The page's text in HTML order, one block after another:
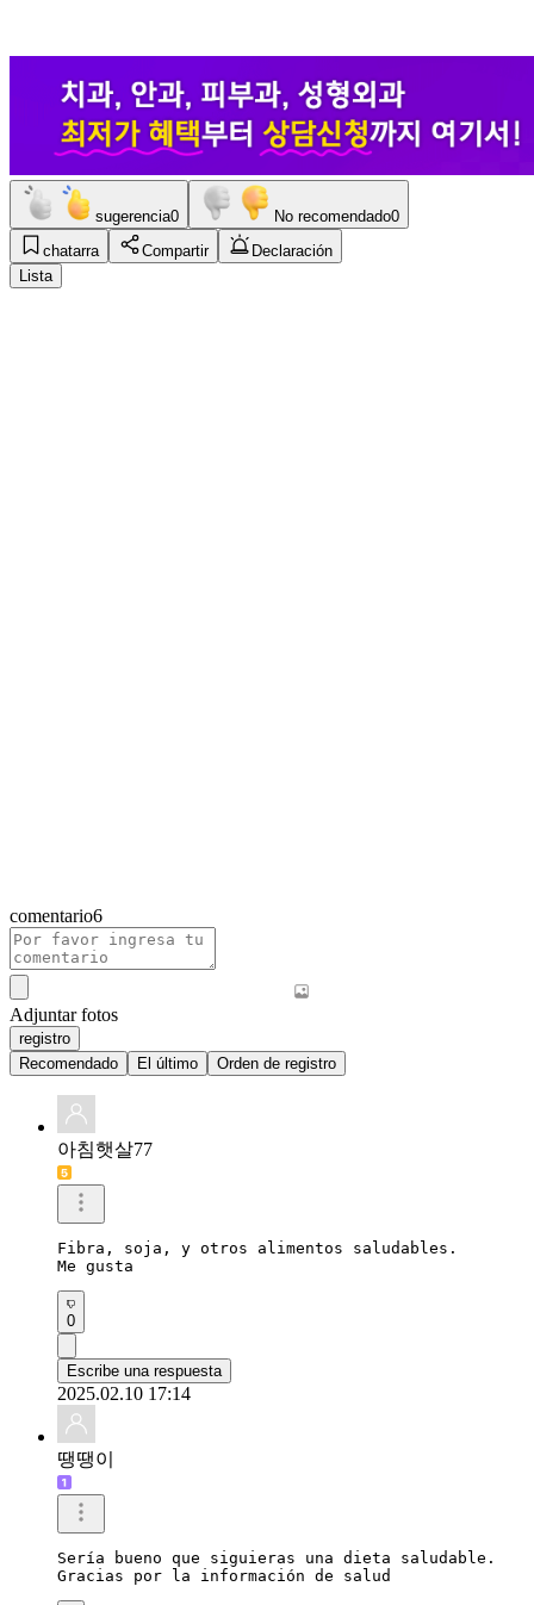
sugerencia0 No recomendado0
chatarra
Compartir
Declaración
Lista
comentario6
Adjuntar fotos
registro
Recomendado
El último Orden de registro
아침햇살77
Fibra, soja, y otros alimentos saludables.
Me gusta
0
Escribe una respuesta
2025.02.10 17:14
땡땡이
Sería bueno que siguieras una dieta saludable.
Gracias por la información de salud